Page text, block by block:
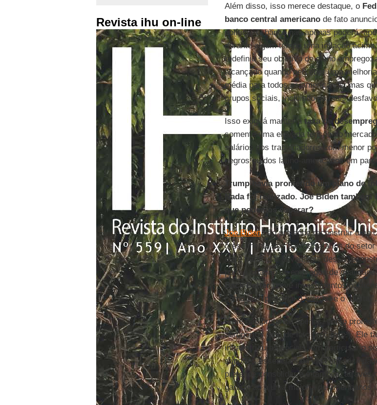
Revista ihu on-line
Além disso, isso merece destaque, o Fed
banco central americanode fato
política. O banco não apenas poderá,
durante algum tempo uma inflação
redefiniu seu objetivo de pleno
alcançado quando perceber uma
média para todos os americanos, mas
grupos sociais, incluindo os mais
Isso exigirá manter ataxa de
somente uma elevada tensão no
salários dos trabalhadores com menor
negros ou dos latino-americanos em
Trump havia prometido um plano de
Nada foi realizado. Joe Biden
que podemos esperar?
Joe Biden não pretende reconstruir uma
crescimento dos baixos salários do
deve participar ativamente dessa
para a criação de empregos de
Back Betterprevê investimentos
como alvo principal o “verde” e o “digital”.
E ele não pretende apenas, como
aeroportos (que de fato precisam!). Ele
infraestruturas sociais, em particular o
suportes essenciais da vida em
pretende consolidar e é também através
garantirão a uma maioria de americanos